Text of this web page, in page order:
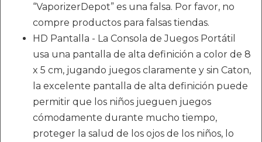
“VaporizerDepot” es una falsa. Por favor, no
compre productos para falsas tiendas.
HD Pantalla - La Consola de Juegos Portátil
usa una pantalla de alta definición a color de 8
x 5 cm, jugando juegos claramente y sin Caton,
la excelente pantalla de alta definición puede
permitir que los niños jueguen juegos
cómodamente durante mucho tiempo,
proteger la salud de los ojos de los niños, lo